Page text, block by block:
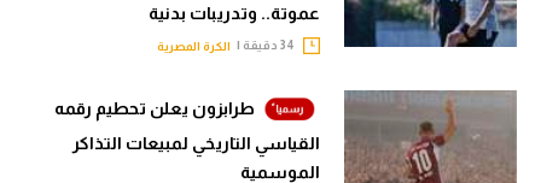
عموتة.. وتدريبات بدنية
الكرة المصرية
طرابزون يعلن تحطيم رقمه
القياسي التاريخي لمبيعات التذاكر
الموسمية